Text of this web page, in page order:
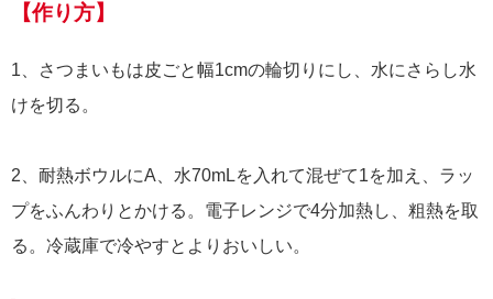
【作り方】
1、さつまいもは皮ごと幅1cmの輪切りにし、水にさらし水
けを切る。
2、耐熱ボウルにA、水70mLを入れて混ぜて1を加え、ラッ
プをふんわりとかける。電子レンジで4分加熱し、粗熱を取
る。冷蔵庫で冷やすとよりおいしい。